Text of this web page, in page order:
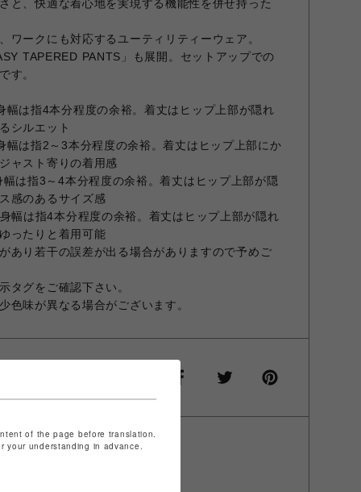
と、快適な着心地を実現する機能性を併せ持った
ワークにも対応するユーティリティーウェア。
TAPERED PANTS」も展開。セットアップでの
す。
幅は指4本分程度の余裕。着丈はヒップ上部が隠れ
シルエット
幅は指2～3本分程度の余裕。着丈はヒップ上部にか
ャスト寄りの着用感
は指3～4本分程度の余裕。着丈はヒップ上部が隠
感のあるサイズ感
幅は指4本分程度の余裕。着丈はヒップ上部が隠れ
ったりと着用可能
あり若干の誤差が出る場合がありますので予めご
タグをご確認下さい。
色味が異なる場合がございます。
of the page before translation.
understanding in advance.